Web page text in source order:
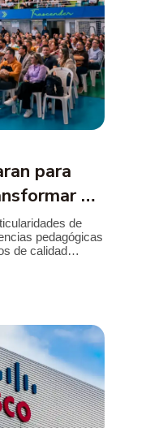
para
el
de
pedagógicas
de calidad
nuevos y